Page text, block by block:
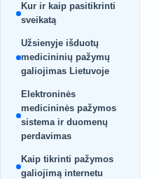
Kur ir kaip pasitikrinti
sveikatą
Užsienyje išduotų
medicininių pažymų
galiojimas Lietuvoje
Elektroninės
medicininės pažymos
sistema ir duomenų
perdavimas
Kaip tikrinti pažymos
galiojimą internetu